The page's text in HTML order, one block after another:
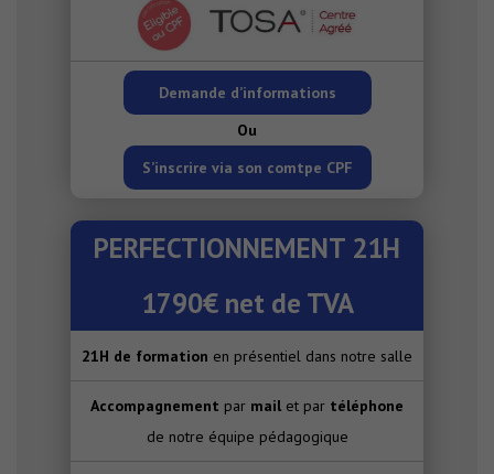
Demande d’informations
Ou
S’inscrire via son comtpe CPF
PERFECTIONNEMENT 21H
1790€ net de TVA
21H de formation en présentiel dans notre salle
Accompagnement par mail et par téléphone
de notre équipe pédagogique